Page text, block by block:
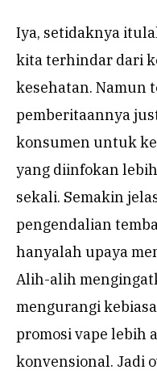
Iya, setidaknya
kita terhindar dari
kesehatan. Namun
pemberitaannya
konsumen untuk
yang diinfokan
sekali. Semakin
pengendalian
hanyalah upaya
Alih-alih
mengurangi
promosi vape lebih
konvensional. Jadi